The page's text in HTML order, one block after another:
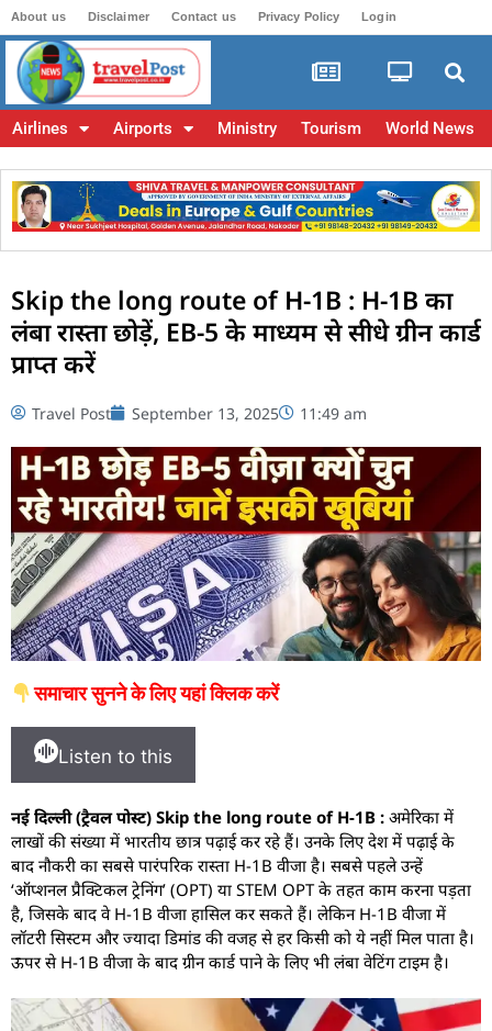
About us Disclaimer Contact us Privacy Policy Login
Airlines Airports Ministry Tourism World News
Skip the long route of H-1B : H-1B का
लंबा रास्ता छोड़ें, EB-5 के माध्यम से सीधे ग्रीन कार्ड
प्राप्त करें
Travel Post September 13, 2025 11:49 am
समाचार सुनने के लिए यहां क्लिक करें
Listen to this
नई दिल्ली (ट्रैवल पोस्ट) Skip the long route of H-1B : अमेरिका में
लाखों की संख्या में भारतीय छात्र पढ़ाई कर रहे हैं। उनके लिए देश में पढ़ाई के
बाद नौकरी का सबसे पारंपरिक रास्ता H-1B वीजा है। सबसे पहले उन्हें
‘ऑप्शनल प्रैक्टिकल ट्रेनिंग’ (OPT) या STEM OPT के तहत काम करना पड़ता
है, जिसके बाद वे H-1B वीजा हासिल कर सकते हैं। लेकिन H-1B वीजा में
लॉटरी सिस्टम और ज्यादा डिमांड की वजह से हर किसी को ये नहीं मिल पाता है।
ऊपर से H-1B वीजा के बाद ग्रीन कार्ड पाने के लिए भी लंबा वेटिंग टाइम है।